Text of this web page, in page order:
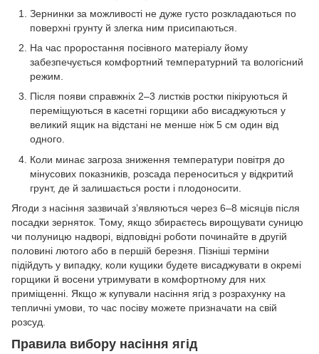
Зернинки за можливості не дуже густо розкладаються по
поверхні грунту й злегка ним присипаються.
На час проростання посівного матеріалу йому
забезпечується комфортний температурний та вологісний
режим.
Після появи справжніх 2–3 листків ростки пікіруються й
переміщуються в касетні горщики або висаджуються у
великий ящик на відстані не менше ніж 5 см один від
одного.
Коли минає загроза зниження температури повітря до
мінусових показників, розсада переноситься у відкритий
грунт, де й залишається рости і плодоносити.
Ягоди з насіння зазвичай з’являються через 6–8 місяців після
посадки зерняток. Тому, якщо збираєтесь вирощувати суницю
чи полуницю надворі, відповідні роботи починайте в другій
половині лютого або в першій березня. Пізніші терміни
підійдуть у випадку, коли кущики будете висаджувати в окремі
горщики й восени утримувати в комфортному для них
приміщенні. Якщо ж купували насіння ягід з розрахунку на
тепличні умови, то час посіву можете призначати на свій
розсуд.
Правила вибору насіння ягід